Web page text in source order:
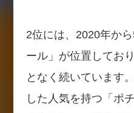
2位には、2020年か
ール」が位置してお
となく続いています
した人気を持つ「ポ